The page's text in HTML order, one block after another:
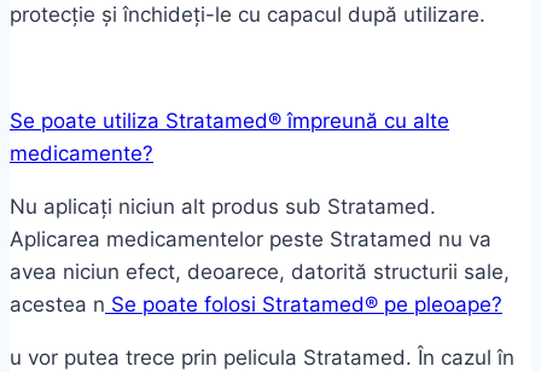
protecție și închideți-le cu capacul după utilizare.
Se poate utiliza Stratamed® împreună cu alte
medicamente?
Nu aplicați niciun alt produs sub Stratamed.
Aplicarea medicamentelor peste Stratamed nu va
avea niciun efect, deoarece, datorită structurii sale,
acestea n Se poate folosi Stratamed® pe pleoape?
u vor putea trece prin pelicula Stratamed. În cazul în